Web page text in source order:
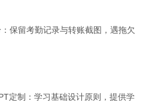
保留考勤记录与转账截图，遇拖欠
定制：学习基础设计原则，提供学